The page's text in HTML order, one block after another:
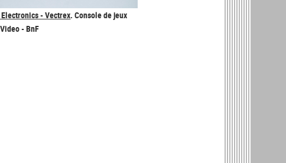
- Vectrex. Console de jeux
- BnF